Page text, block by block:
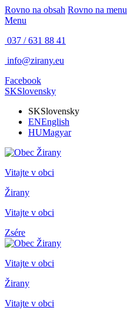
Rovno na obsah Rovno na menu
Menu
037 / 631 88 41
info@zirany.eu
Facebook
SKSlovensky
SKSlovensky
ENEnglish
HUMagyar
Vitajte v obci
Žirany
Vitajte v obci
Zsére
Vitajte v obci
Žirany
Vitajte v obci